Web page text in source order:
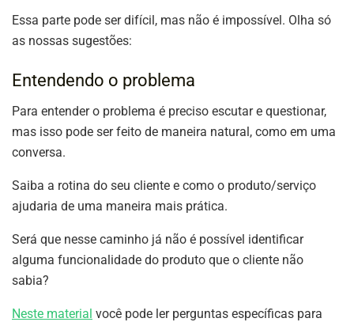
Essa parte pode ser difícil, mas não é impossível. Olha só
as nossas sugestões:
Entendendo o problema
Para entender o problema é preciso escutar e questionar,
mas isso pode ser feito de maneira natural, como em uma
conversa.
Saiba a rotina do seu cliente e como o produto/serviço
ajudaria de uma maneira mais prática.
Será que nesse caminho já não é possível identificar
alguma funcionalidade do produto que o cliente não
sabia?
Neste material você pode ler perguntas específicas para